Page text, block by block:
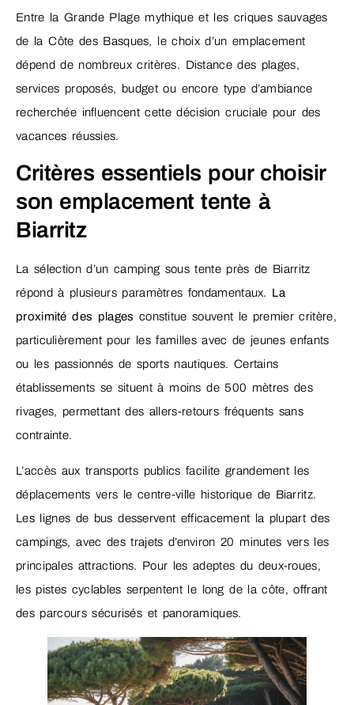
Entre la Grande Plage mythique et les criques sauvages
de la Côte des Basques, le choix d’un emplacement
dépend de nombreux critères. Distance des plages,
services proposés, budget ou encore type d’ambiance
recherchée influencent cette décision cruciale pour des
vacances réussies.
Critères essentiels pour choisir
son emplacement tente à
Biarritz
La sélection d’un camping sous tente près de Biarritz
répond à plusieurs paramètres fondamentaux. La
proximité des plages constitue souvent le premier critère,
particulièrement pour les familles avec de jeunes enfants
ou les passionnés de sports nautiques. Certains
établissements se situent à moins de 500 mètres des
rivages, permettant des allers-retours fréquents sans
contrainte.
L’accès aux transports publics facilite grandement les
déplacements vers le centre-ville historique de Biarritz.
Les lignes de bus desservent efficacement la plupart des
campings, avec des trajets d’environ 20 minutes vers les
principales attractions. Pour les adeptes du deux-roues,
les pistes cyclables serpentent le long de la côte, offrant
des parcours sécurisés et panoramiques.